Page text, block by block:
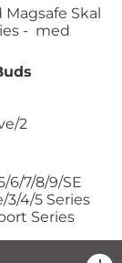
Magsafe Skal
- med
2
6/7/8/9/SE
3/4/5 Series
Series